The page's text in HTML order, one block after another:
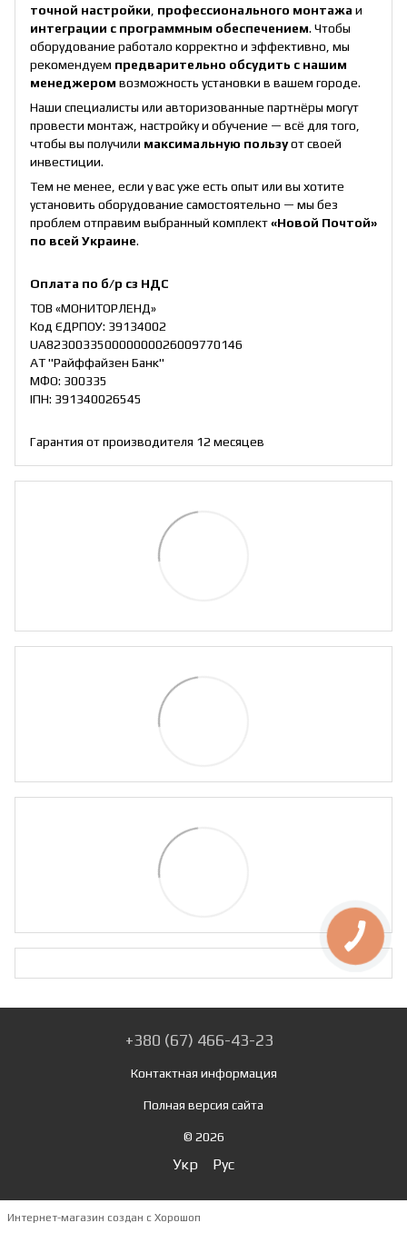
точной настройки профессионального монтажа и
интеграции с программным обеспечением. Чтобы
оборудование работало корректно и эффективно, мы
рекомендуем предварительно обсудить с нашим
менеджером возможность установки в вашем городе.
Наши специалисты или авторизованные партнёры могут
провести монтаж, настройку и обучение — всё для того,
чтобы вы получили максимальную пользуот своей
инвестиции.
Тем не менее, если у вас уже есть опыт или вы хотите
установить оборудование самостоятельно — мы без
проблем отправим выбранный комплект«Новой Почтой»
по всей Украине.
Оплата по б/р сз НДС
ТОВ «МОНИТОРЛЕНД»
Код ЄДРПОУ: 39134002
UA823003350000000026009770146
АТ "Райффайзен Банк"
МФО: 300335
ІПН: 391340026545
Гарантия от производителя 12 месяцев
+380 (67) 466-43-23
Контактная информация
Полная версия сайта
© 2026
Укр Рус
Интернет-магазин создан с Хорошоп